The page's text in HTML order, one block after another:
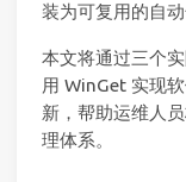
装为可复用的自动
本文将通过三个
用 WinGet 实现
新，帮助运维人
理体系。